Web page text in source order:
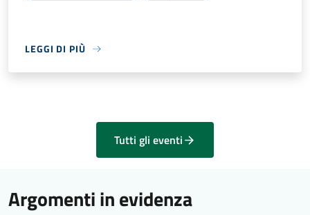
LEGGI DI PIÙ
Tutti gli eventi
Argomenti in evidenza